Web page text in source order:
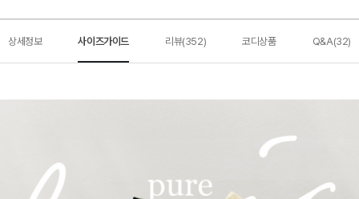
상세정보 사이즈가이드 리뷰(352) 코디상품 Q&A(32)